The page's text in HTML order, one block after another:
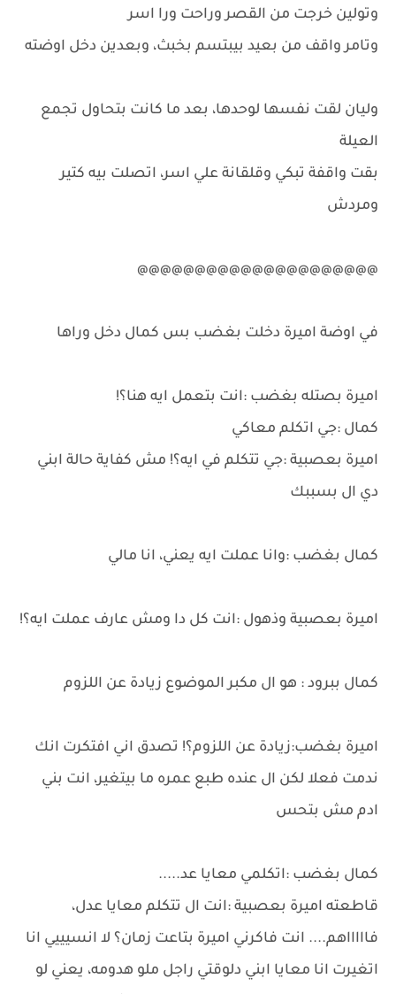
وتولين خرجت من القصر وراحت ورا اسر
وتامر واقف من بعيد بيبتسم بخبث، وبعدين دخل اوضته
وليان لقت نفسها لوحدها، بعد ما كانت بتحاول تجمع
العيلة
بقت واقفة تبكي وقلقانة علي اسر، اتصلت بيه كتير
ومردش
@@@@@@@@@@@@@@@@@@@@@
في اوضة اميرة دخلت بغضب بس كمال دخل وراها
اميرة بصتله بغضب :انت بتعمل ايه هنا؟!
كمال :جي اتكلم معاكي
اميرة بعصبية :جي تتكلم في ايه؟! مش كفاية حالة ابني
دي ال بسببك
كمال بغضب :وانا عملت ايه يعني، انا مالي
اميرة بعصبية وذهول :انت كل دا ومش عارف عملت ايه؟!
كمال ببرود : هو ال مكبر الموضوع زيادة عن اللزوم
اميرة بغضب:زيادة عن اللزوم؟! تصدق اني افتكرت انك
ندمت فعلا لكن ال عنده طبع عمره ما بيتغير، انت بني
ادم مش بتحس
كمال بغضب :اتكلمي معايا عد.....
قاطعته اميرة بعصبية :انت ال تتكلم معايا عدل،
فاااااهم.... انت فاكرني اميرة بتاعت زمان؟ لا انسيييي انا
اتغيرت انا معايا ابني دلوقتي راجل ملو هدومه، يعني لو